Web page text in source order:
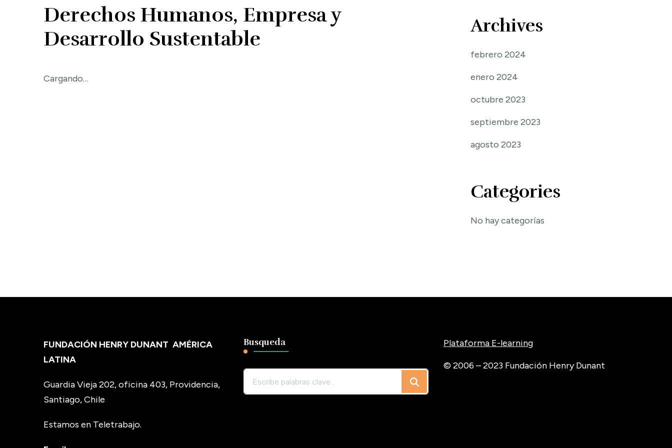
Derechos Humanos, Empresa y
Desarrollo Sustentable
Cargando…
Archives
febrero 2024
enero 2024
octubre 2023
septiembre 2023
agosto 2023
Categories
No hay categorías
FUNDACIÓN HENRY DUNANT AMÉRICA
LATINA
Guardia Vieja 202, oficina 403, Providencia,
Santiago, Chile
Estamos en Teletrabajo.
Busqueda
algo?
Plataforma E-learning
© 2006 – 2023 Fundación Henry Dunant